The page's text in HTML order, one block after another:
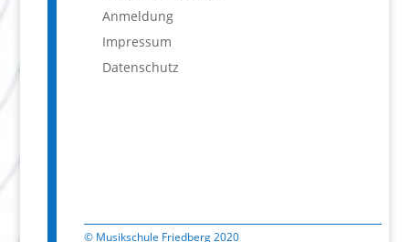
Anmeldung
Impressum
Datenschutz
© Musikschule Friedberg 2020